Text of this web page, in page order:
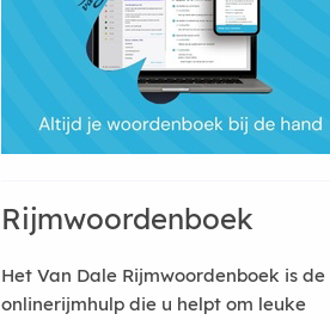
Rijmwoordenboek
Het Van Dale Rijmwoordenboek is de
onlinerijmhulp die u helpt om leuke